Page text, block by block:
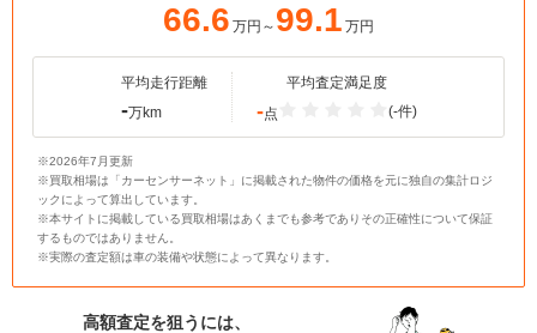
66.6 万円～ 99.1 万円
平均走行距離
-万km
平均査定満足度
-点 (-件)
※2026年7月更新
※買取相場は「カーセンサーネット」に掲載された物件の価格を元に独自の集計ロジ
ックによって算出しています。
※本サイトに掲載している買取相場はあくまでも参考でありその正確性について保証
するものではありません。
※実際の査定額は車の装備や状態によって異なります。
高額査定を狙うには、